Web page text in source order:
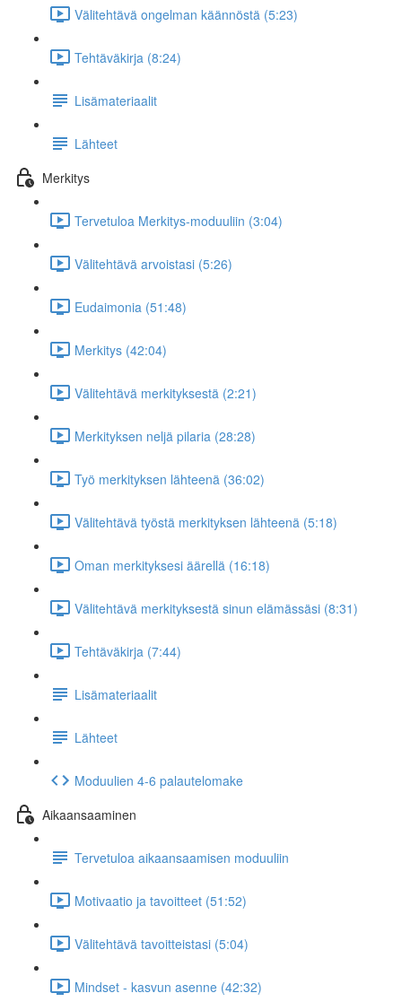
Välitehtävä ongelman käännöstä (5:23)
Tehtäväkirja (8:24)
Lisämateriaalit
Lähteet
Merkitys
Tervetuloa Merkitys-moduuliin (3:04)
Välitehtävä arvoistasi (5:26)
Eudaimonia (51:48)
Merkitys (42:04)
Välitehtävä merkityksestä (2:21)
Merkityksen neljä pilaria (28:28)
Työ merkityksen lähteenä (36:02)
Välitehtävä työstä merkityksen lähteenä (5:18)
Oman merkityksesi äärellä (16:18)
Välitehtävä merkityksestä sinun elämässäsi (8:31)
Tehtäväkirja (7:44)
Lisämateriaalit
Lähteet
Moduulien 4-6 palautelomake
Aikaansaaminen
Tervetuloa aikaansaamisen moduuliin
Motivaatio ja tavoitteet (51:52)
Välitehtävä tavoitteistasi (5:04)
Mindset - kasvun asenne (42:32)